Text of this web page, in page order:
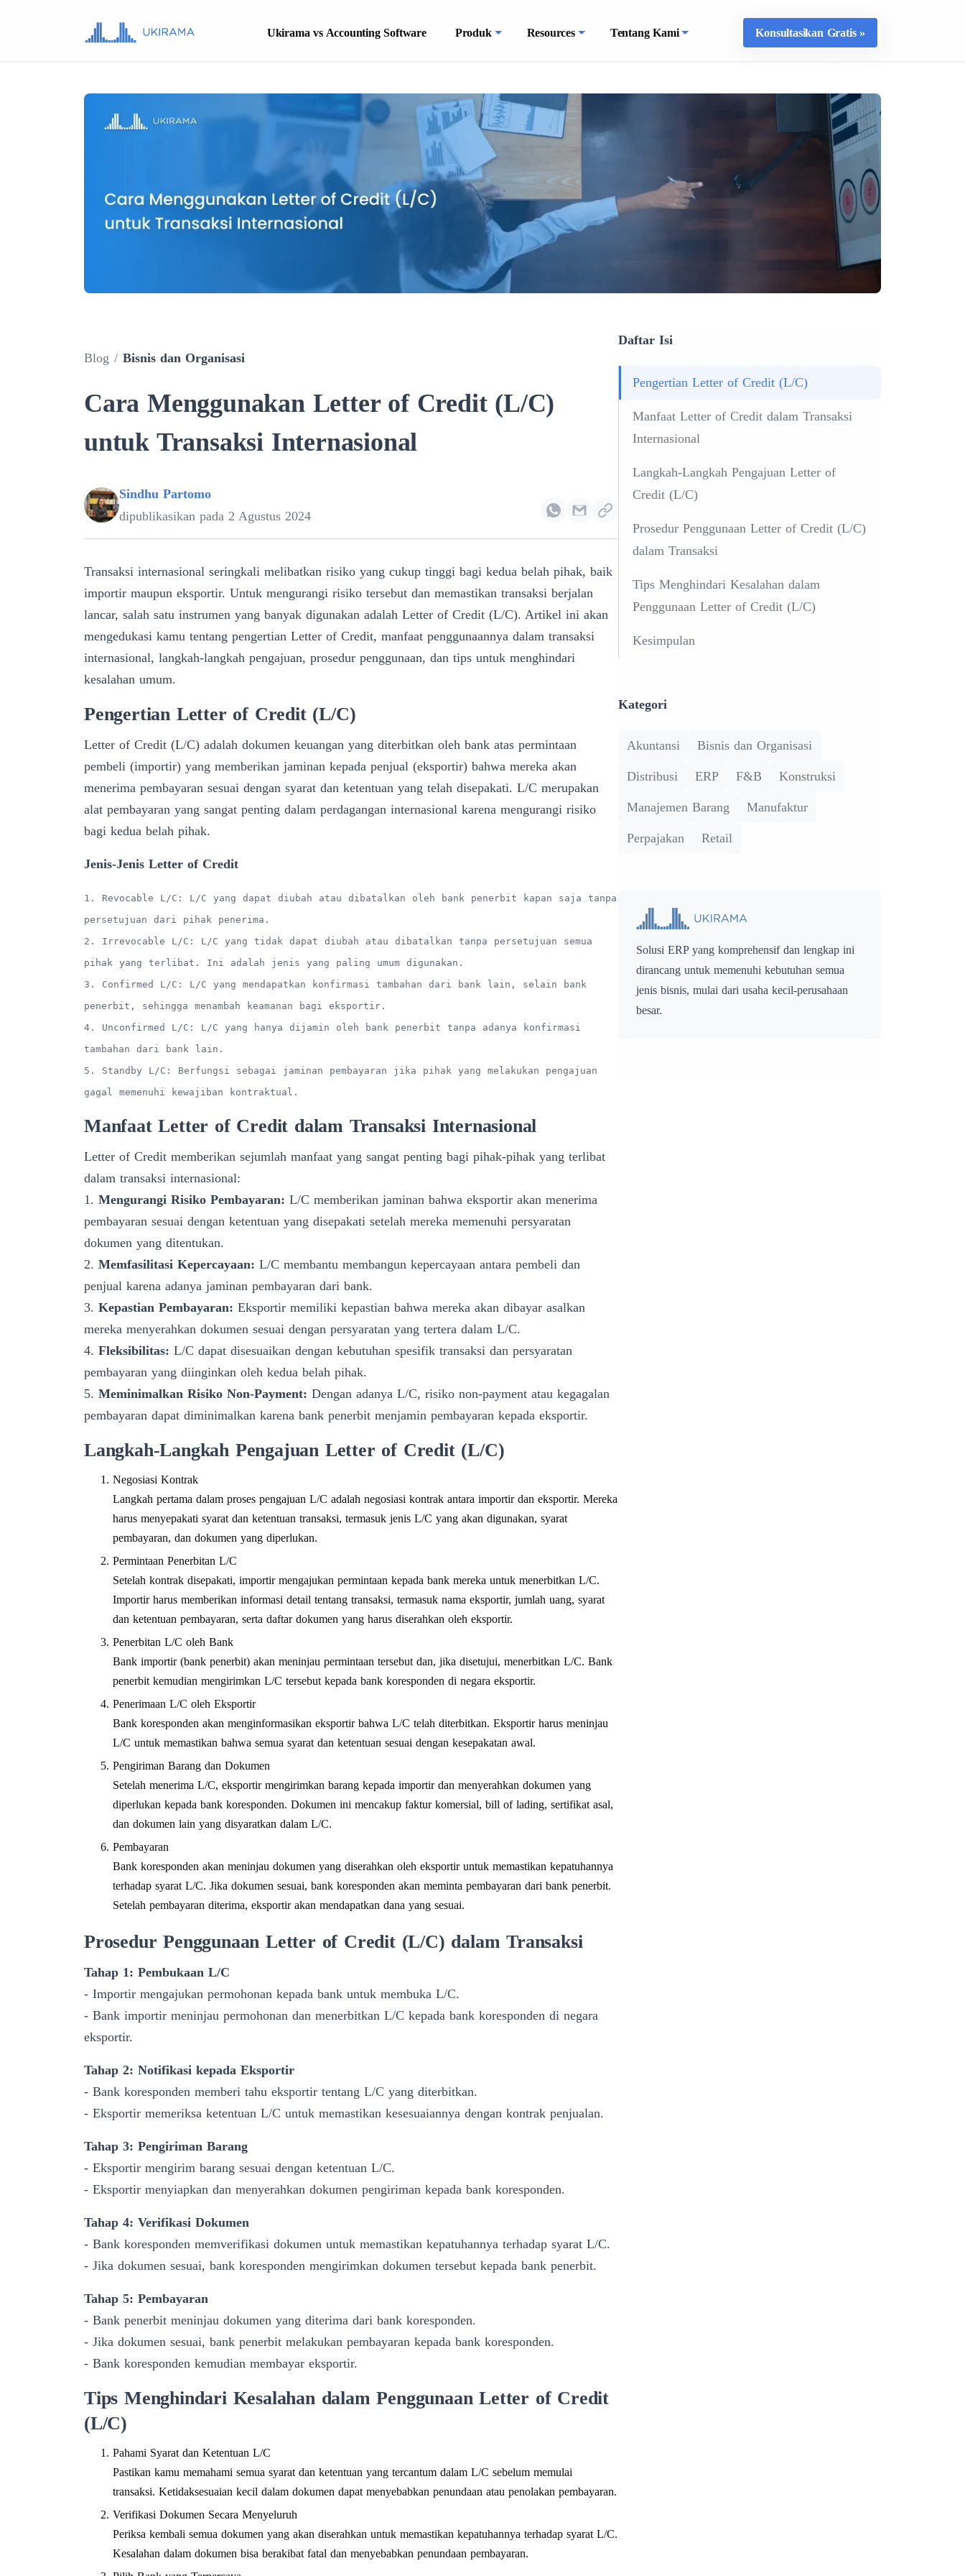
Ukirama vs Accounting Software Produk Resources Tentang Kami Konsultasikan Gratis »
Blog / Bisnis dan Organisasi
Cara Menggunakan Letter of Credit (L/C)
untuk Transaksi Internasional
Sindhu Partomo
dipublikasikan pada 2 Agustus 2024
Transaksi internasional seringkali melibatkan risiko yang cukup tinggi bagi kedua belah pihak, baik
importir maupun eksportir. Untuk mengurangi risiko tersebut dan memastikan transaksi berjalan
lancar, salah satu instrumen yang banyak digunakan adalah Letter of Credit (L/C). Artikel ini akan
mengedukasi kamu tentang pengertian Letter of Credit, manfaat penggunaannya dalam transaksi
internasional, langkah-langkah pengajuan, prosedur penggunaan, dan tips untuk menghindari
kesalahan umum.
Pengertian Letter of Credit (L/C)
Letter of Credit (L/C) adalah dokumen keuangan yang diterbitkan oleh bank atas permintaan
pembeli (importir) yang memberikan jaminan kepada penjual (eksportir) bahwa mereka akan
menerima pembayaran sesuai dengan syarat dan ketentuan yang telah disepakati. L/C merupakan
alat pembayaran yang sangat penting dalam perdagangan internasional karena mengurangi risiko
bagi kedua belah pihak.
Jenis-Jenis Letter of Credit
1. Revocable L/C: L/C yang dapat diubah atau dibatalkan oleh bank penerbit kapan saja tanpa
persetujuan dari pihak penerima.
2. Irrevocable L/C: L/C yang tidak dapat diubah atau dibatalkan tanpa persetujuan semua
pihak yang terlibat. Ini adalah jenis yang paling umum digunakan.
3. Confirmed L/C: L/C yang mendapatkan konfirmasi tambahan dari bank lain, selain bank
penerbit, sehingga menambah keamanan bagi eksportir.
4. Unconfirmed L/C: L/C yang hanya dijamin oleh bank penerbit tanpa adanya konfirmasi
tambahan dari bank lain.
5. Standby L/C: Berfungsi sebagai jaminan pembayaran jika pihak yang melakukan pengajuan
gagal memenuhi kewajiban kontraktual.
Manfaat Letter of Credit dalam Transaksi Internasional
Letter of Credit memberikan sejumlah manfaat yang sangat penting bagi pihak-pihak yang terlibat
dalam transaksi internasional:
1. Mengurangi Risiko Pembayaran: L/C memberikan jaminan bahwa eksportir akan menerima
pembayaran sesuai dengan ketentuan yang disepakati setelah mereka memenuhi persyaratan
dokumen yang ditentukan.
2. Memfasilitasi Kepercayaan: L/C membantu membangun kepercayaan antara pembeli dan
penjual karena adanya jaminan pembayaran dari bank.
3. Kepastian Pembayaran: Eksportir memiliki kepastian bahwa mereka akan dibayar asalkan
mereka menyerahkan dokumen sesuai dengan persyaratan yang tertera dalam L/C.
4. Fleksibilitas: L/C dapat disesuaikan dengan kebutuhan spesifik transaksi dan persyaratan
pembayaran yang diinginkan oleh kedua belah pihak.
5. Meminimalkan Risiko Non-Payment: Dengan adanya L/C, risiko non-payment atau kegagalan
pembayaran dapat diminimalkan karena bank penerbit menjamin pembayaran kepada eksportir.
Langkah-Langkah Pengajuan Letter of Credit (L/C)
Negosiasi Kontrak
Langkah pertama dalam proses pengajuan L/C adalah negosiasi kontrak antara importir dan eksportir. Mereka
harus menyepakati syarat dan ketentuan transaksi, termasuk jenis L/C yang akan digunakan, syarat
pembayaran, dan dokumen yang diperlukan.
Permintaan Penerbitan L/C
Setelah kontrak disepakati, importir mengajukan permintaan kepada bank mereka untuk menerbitkan L/C.
Importir harus memberikan informasi detail tentang transaksi, termasuk nama eksportir, jumlah uang, syarat
dan ketentuan pembayaran, serta daftar dokumen yang harus diserahkan oleh eksportir.
Penerbitan L/C oleh Bank
Bank importir (bank penerbit) akan meninjau permintaan tersebut dan, jika disetujui, menerbitkan L/C. Bank
penerbit kemudian mengirimkan L/C tersebut kepada bank koresponden di negara eksportir.
Penerimaan L/C oleh Eksportir
Bank koresponden akan menginformasikan eksportir bahwa L/C telah diterbitkan. Eksportir harus meninjau
L/C untuk memastikan bahwa semua syarat dan ketentuan sesuai dengan kesepakatan awal.
Pengiriman Barang dan Dokumen
Setelah menerima L/C, eksportir mengirimkan barang kepada importir dan menyerahkan dokumen yang
diperlukan kepada bank koresponden. Dokumen ini mencakup faktur komersial, bill of lading, sertifikat asal,
dan dokumen lain yang disyaratkan dalam L/C.
Pembayaran
Bank koresponden akan meninjau dokumen yang diserahkan oleh eksportir untuk memastikan kepatuhannya
terhadap syarat L/C. Jika dokumen sesuai, bank koresponden akan meminta pembayaran dari bank penerbit.
Setelah pembayaran diterima, eksportir akan mendapatkan dana yang sesuai.
Prosedur Penggunaan Letter of Credit (L/C) dalam Transaksi
Tahap 1: Pembukaan L/C
- Importir mengajukan permohonan kepada bank untuk membuka L/C.
- Bank importir meninjau permohonan dan menerbitkan L/C kepada bank koresponden di negara
eksportir.
Tahap 2: Notifikasi kepada Eksportir
- Bank koresponden memberi tahu eksportir tentang L/C yang diterbitkan.
- Eksportir memeriksa ketentuan L/C untuk memastikan kesesuaiannya dengan kontrak penjualan.
Tahap 3: Pengiriman Barang
- Eksportir mengirim barang sesuai dengan ketentuan L/C.
- Eksportir menyiapkan dan menyerahkan dokumen pengiriman kepada bank koresponden.
Tahap 4: Verifikasi Dokumen
- Bank koresponden memverifikasi dokumen untuk memastikan kepatuhannya terhadap syarat L/C.
- Jika dokumen sesuai, bank koresponden mengirimkan dokumen tersebut kepada bank penerbit.
Tahap 5: Pembayaran
- Bank penerbit meninjau dokumen yang diterima dari bank koresponden.
- Jika dokumen sesuai, bank penerbit melakukan pembayaran kepada bank koresponden.
- Bank koresponden kemudian membayar eksportir.
Tips Menghindari Kesalahan dalam Penggunaan Letter of Credit
(L/C)
Pahami Syarat dan Ketentuan L/C
Pastikan kamu memahami semua syarat dan ketentuan yang tercantum dalam L/C sebelum memulai
transaksi. Ketidaksesuaian kecil dalam dokumen dapat menyebabkan penundaan atau penolakan pembayaran.
Verifikasi Dokumen Secara Menyeluruh
Periksa kembali semua dokumen yang akan diserahkan untuk memastikan kepatuhannya terhadap syarat L/C.
Kesalahan dalam dokumen bisa berakibat fatal dan menyebabkan penundaan pembayaran.
Daftar Isi
Pengertian Letter of Credit (L/C)
Manfaat Letter of Credit dalam Transaksi
Internasional
Langkah-Langkah Pengajuan Letter of
Credit (L/C)
Prosedur Penggunaan Letter of Credit (L/C)
dalam Transaksi
Tips Menghindari Kesalahan dalam
Penggunaan Letter of Credit (L/C)
Kesimpulan
Kategori
Akuntansi Bisnis dan Organisasi
Distribusi ERP F&B Konstruksi
Manajemen Barang Manufaktur
Perpajakan Retail
Solusi ERP yang komprehensif dan lengkap ini
dirancang untuk memenuhi kebutuhan semua
jenis bisnis, mulai dari usaha kecil-perusahaan
besar.